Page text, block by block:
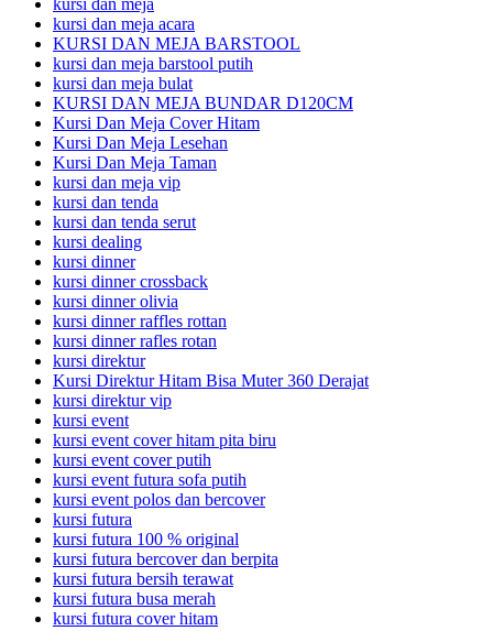
kursi dan meja
kursi dan meja acara
KURSI DAN MEJA BARSTOOL
kursi dan meja barstool putih
kursi dan meja bulat
KURSI DAN MEJA BUNDAR D120CM
Kursi Dan Meja Cover Hitam
Kursi Dan Meja Lesehan
Kursi Dan Meja Taman
kursi dan meja vip
kursi dan tenda
kursi dan tenda serut
kursi dealing
kursi dinner
kursi dinner crossback
kursi dinner olivia
kursi dinner raffles rottan
kursi dinner rafles rotan
kursi direktur
Kursi Direktur Hitam Bisa Muter 360 Derajat
kursi direktur vip
kursi event
kursi event cover hitam pita biru
kursi event cover putih
kursi event futura sofa putih
kursi event polos dan bercover
kursi futura
kursi futura 100 % original
kursi futura bercover dan berpita
kursi futura bersih terawat
kursi futura busa merah
kursi futura cover hitam